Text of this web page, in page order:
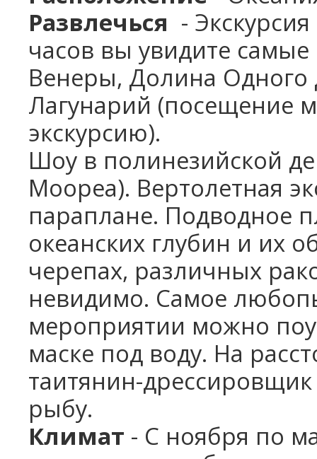
Развлечься -
часов вы увидите
Венеры, Долина
Лагунарий (посещение
экскурсию).
Шоу в полинезийской
Моореа). Вертолетная
параплане. Подводное
океанских глубин и их
черепах, различных
невидимо. Самое
мероприятии можно
маске под воду. На
таитянин-
рыбу.
Климат - С ноября по